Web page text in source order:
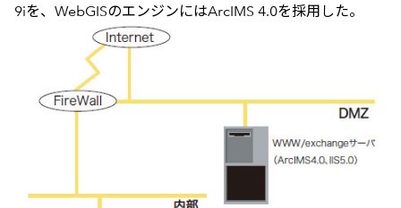
9iを、WebGISのエンジンにはArcIMS 4.0を採用した。